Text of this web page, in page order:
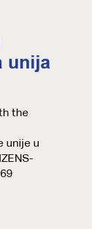
the
unije u